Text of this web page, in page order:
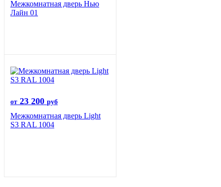
Межкомнатная дверь Нью
Лайн 01
от 23 200 руб
Межкомнатная дверь Light
S3 RAL 1004